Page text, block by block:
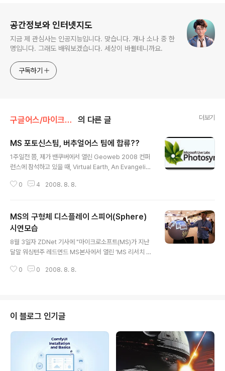
공간정보와 인터넷지도
지금 제 관심사는 인공지능입니다. 맞습니다. 개나 소나 중 한
명입니다. 그래도 배워보겠습니다. 세상이 바뀔테니까요.
구독하기
구글어스/마이크로소프트 의 다른 글 더보기
MS 포토신스팀, 버추얼어스 팀에 합류??
1주일전 쯤, 제가 밴쿠버에서 열린 Geoweb 2008 컨퍼
런스에 참석하고 있을 때, Virtual Earth, An Evangelis
ynth 팀이 버추얼어스 프로덕트 팀으로 이동 배치되었
본격적으로 논쟁을 일으킬 수 있겠다는 다소 장난스런 내
용도 있었고요. 이에 대해 All Points Blog 등에서는 많은
기대감을 표시하였습니다. 그러나, 이 링크를 눌러보면 아
시겠지만, 현재 이 글은 사라져 버린 상태입니다. 원래 글은
어 보실 수 있습니다. 원본 글이 사라져버리자..
0 4 2008. 8. 8.
MS의 구형체 디스플레이 스피어(Sphere)
시연모습
8월 3일자 ZDNet 기사에 "마이크로소프트(MS)가 지난
달말 워싱턴주 레드먼드 MS본사에서 열린 ‘MS 리서치 패
사에서 공 모양의 멀티터치 컴퓨터 ‘스피어(Sphere)’를
재현한 것이라고 합니다. MS에 따르면 "이 360도 디스플
레이는 일부 업무에는 적합하지 않지만 게임, 매핑 용으로
는 평면 디스플레이 보다 우수"하다고 합니다. 사실, 지도
를 볼 때는 공모양으로 생긴 디스플레이가 좋을 수 있습니
다. 특히, 지구 전체를 표시할 때에는 아주 직관적이니까..
0 0 2008. 8. 8.
이 블로그 인기글